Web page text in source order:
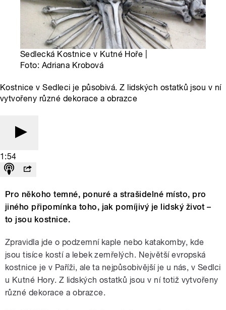
Sedlecká Kostnice v Kutné Hoře |
Foto: Adriana Krobová
Kostnice v Sedleci je působivá. Z lidských ostatků jsou v ní
vytvořeny různé dekorace a obrazce
1:54
Pro někoho temné, ponuré a strašidelné místo, pro
jiného připomínka toho, jak pomíjivý je lidský život –
to jsou kostnice.
Zpravidla jde o podzemní kaple nebo katakomby, kde
jsou tisíce kostí a lebek zemřelých. Největší evropská
kostnice je v Paříži, ale ta nejpůsobivější je u nás, v Sedlci
u Kutné Hory. Z lidských ostatků jsou v ní totiž vytvořeny
různé dekorace a obrazce.